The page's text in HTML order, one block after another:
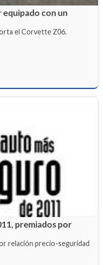
con un
el Corvette Z06.
premiados por
relación precio-seguridad